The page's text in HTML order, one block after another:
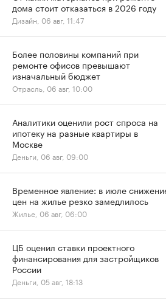
дома стоит отказаться в 2026 году
Дизайн, 06 авг, 11:47
Более половины компаний при
ремонте офисов превышают
изначальный бюджет
Отрасль, 06 авг, 10:00
Аналитики оценили рост спроса на
ипотеку на разные квартиры в
Москве
Деньги, 06 авг, 09:00
Временное явление: в июле
цен на жилье резко замедлилось
Жилье, 06 авг, 06:00
ЦБ оценил ставки проектного
финансирования для застройщиков
России
Деньги, 05 авг, 18:13